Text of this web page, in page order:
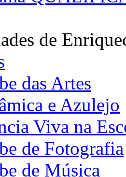
de
das Artes
e Azulejo
Viva na
de Fotografia
de Música